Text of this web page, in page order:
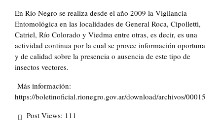
En Río Negro se realiza desde el año 2009 la Vigilancia
Entomológica en las localidades de General Roca, Cipolletti,
Catriel, Río Colorado y Viedma entre otras, es decir, es una
actividad continua por la cual se provee información oportuna
y de calidad sobre la presencia o ausencia de este tipo de
insectos vectores.
Más información:
https://boletinoficial.rionegro.gov.ar/download/archivos/
Post Views: 111